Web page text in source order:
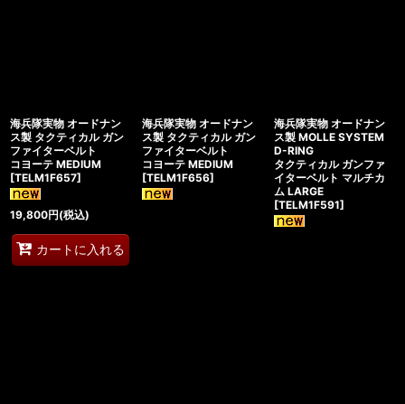
海兵隊実物 オードナン
ス製 タクティカル ガン
ファイターベルト
コヨーテ MEDIUM
[TELM1F657]
19,800円(税込)
カートに入れる
海兵隊実物 オードナン
ス製 タクティカル ガン
ファイターベルト
コヨーテ MEDIUM
[TELM1F656]
海兵隊実物 オードナン
ス製 MOLLE SYSTEM
D-RING
タクティカル ガンファ
イターベルト マルチカ
ム LARGE
[TELM1F591]